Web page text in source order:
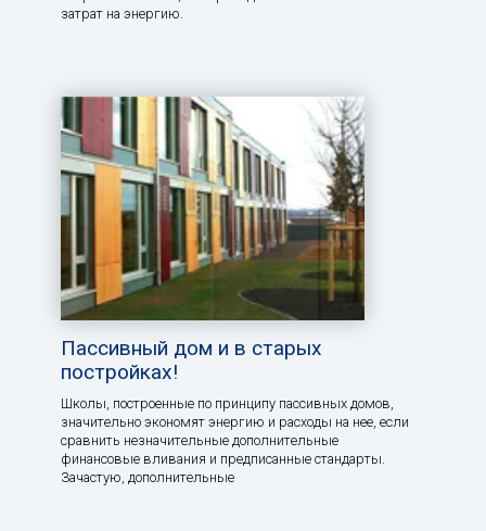
затрат на энергию.
Пассивный дом и в старых
постройках!
Школы, построенные по принципу пассивных домов,
значительно экономят энергию и расходы на нее, если
сравнить незначительные дополнительные
финансовые вливания и предписанные стандарты.
Зачастую, дополнительные